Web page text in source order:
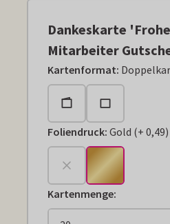
Dankeskarte
Mitarbeiter
Kartenformat:
Foliendruck:Gold (
+€ 0,49
+ 0,49)
Kartenmenge: